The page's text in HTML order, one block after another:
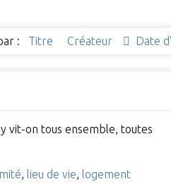
: Titre Créateur Date
vit-on tous ensemble, toutes
lieu de vie
logement